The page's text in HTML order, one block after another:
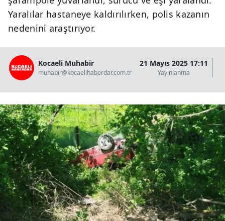
Yaralılar hastaneye kaldırılırken, polis kazanın
nedenini araştırıyor.
Kocaeli Muhabir
muhabir@kocaelihaberdar.com.tr
21 Mayıs 2025 17:11
Yayınlanma